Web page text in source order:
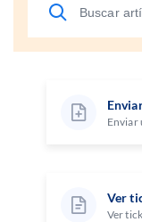
Enviar
Ver
Ver